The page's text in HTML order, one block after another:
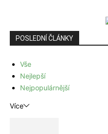
POSLEDNÍ ČLÁNKY
Vše
Nejlepší
Nejpopulárnější
Více